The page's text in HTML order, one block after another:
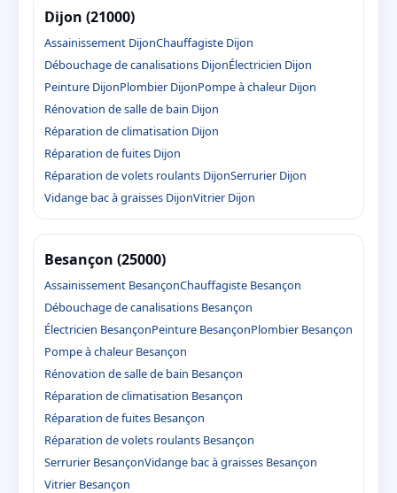
Dijon (21000)
Assainissement DijonChauffagiste Dijon
Débouchage de canalisations DijonÉlectricien Dijon
Peinture DijonPlombier DijonPompe à chaleur Dijon
Rénovation de salle de bain Dijon
Réparation de climatisation Dijon
Réparation de fuites Dijon
Réparation de volets roulants DijonSerrurier Dijon
Vidange bac à graisses DijonVitrier Dijon
Besançon (25000)
Assainissement BesançonChauffagiste Besançon
Débouchage de canalisations Besançon
Électricien BesançonPeinture BesançonPlombier Besançon
Pompe à chaleur Besançon
Rénovation de salle de bain Besançon
Réparation de climatisation Besançon
Réparation de fuites Besançon
Réparation de volets roulants Besançon
Serrurier BesançonVidange bac à graisses Besançon
Vitrier Besançon